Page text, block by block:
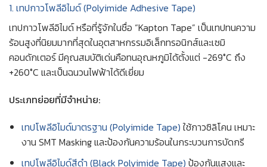
1. เทปกาวโพลีอิไมด์ (Polyimide Adhesive Tape)
เทปกาวโพลีอิไมด์ หรือที่รู้จักในชื่อ “Kapton Tape” เป็นเทปทนความ
ร้อนสูงที่นิยมมากที่สุดในอุตสาหกรรมอิเล็กทรอนิกส์และเซมิ
คอนดักเตอร์ มีคุณสมบัติเด่นคือทนอุณหภูมิได้ตั้งแต่ -269°C ถึง
+260°C และเป็นฉนวนไฟฟ้าได้ดีเยี่ยม
ประเภทย่อยที่มีจำหน่าย:
เทปโพลีอิไมด์มาตรฐาน (Polyimide Tape) ใช้กาวซิลิโคน เหมาะ
งาน SMT Masking และป้องกันความร้อนในกระบวนการบัดกรี
เทปโพลีอิไมด์สีดำ (Black Polyimide Tape) ป้องกันแสงและ